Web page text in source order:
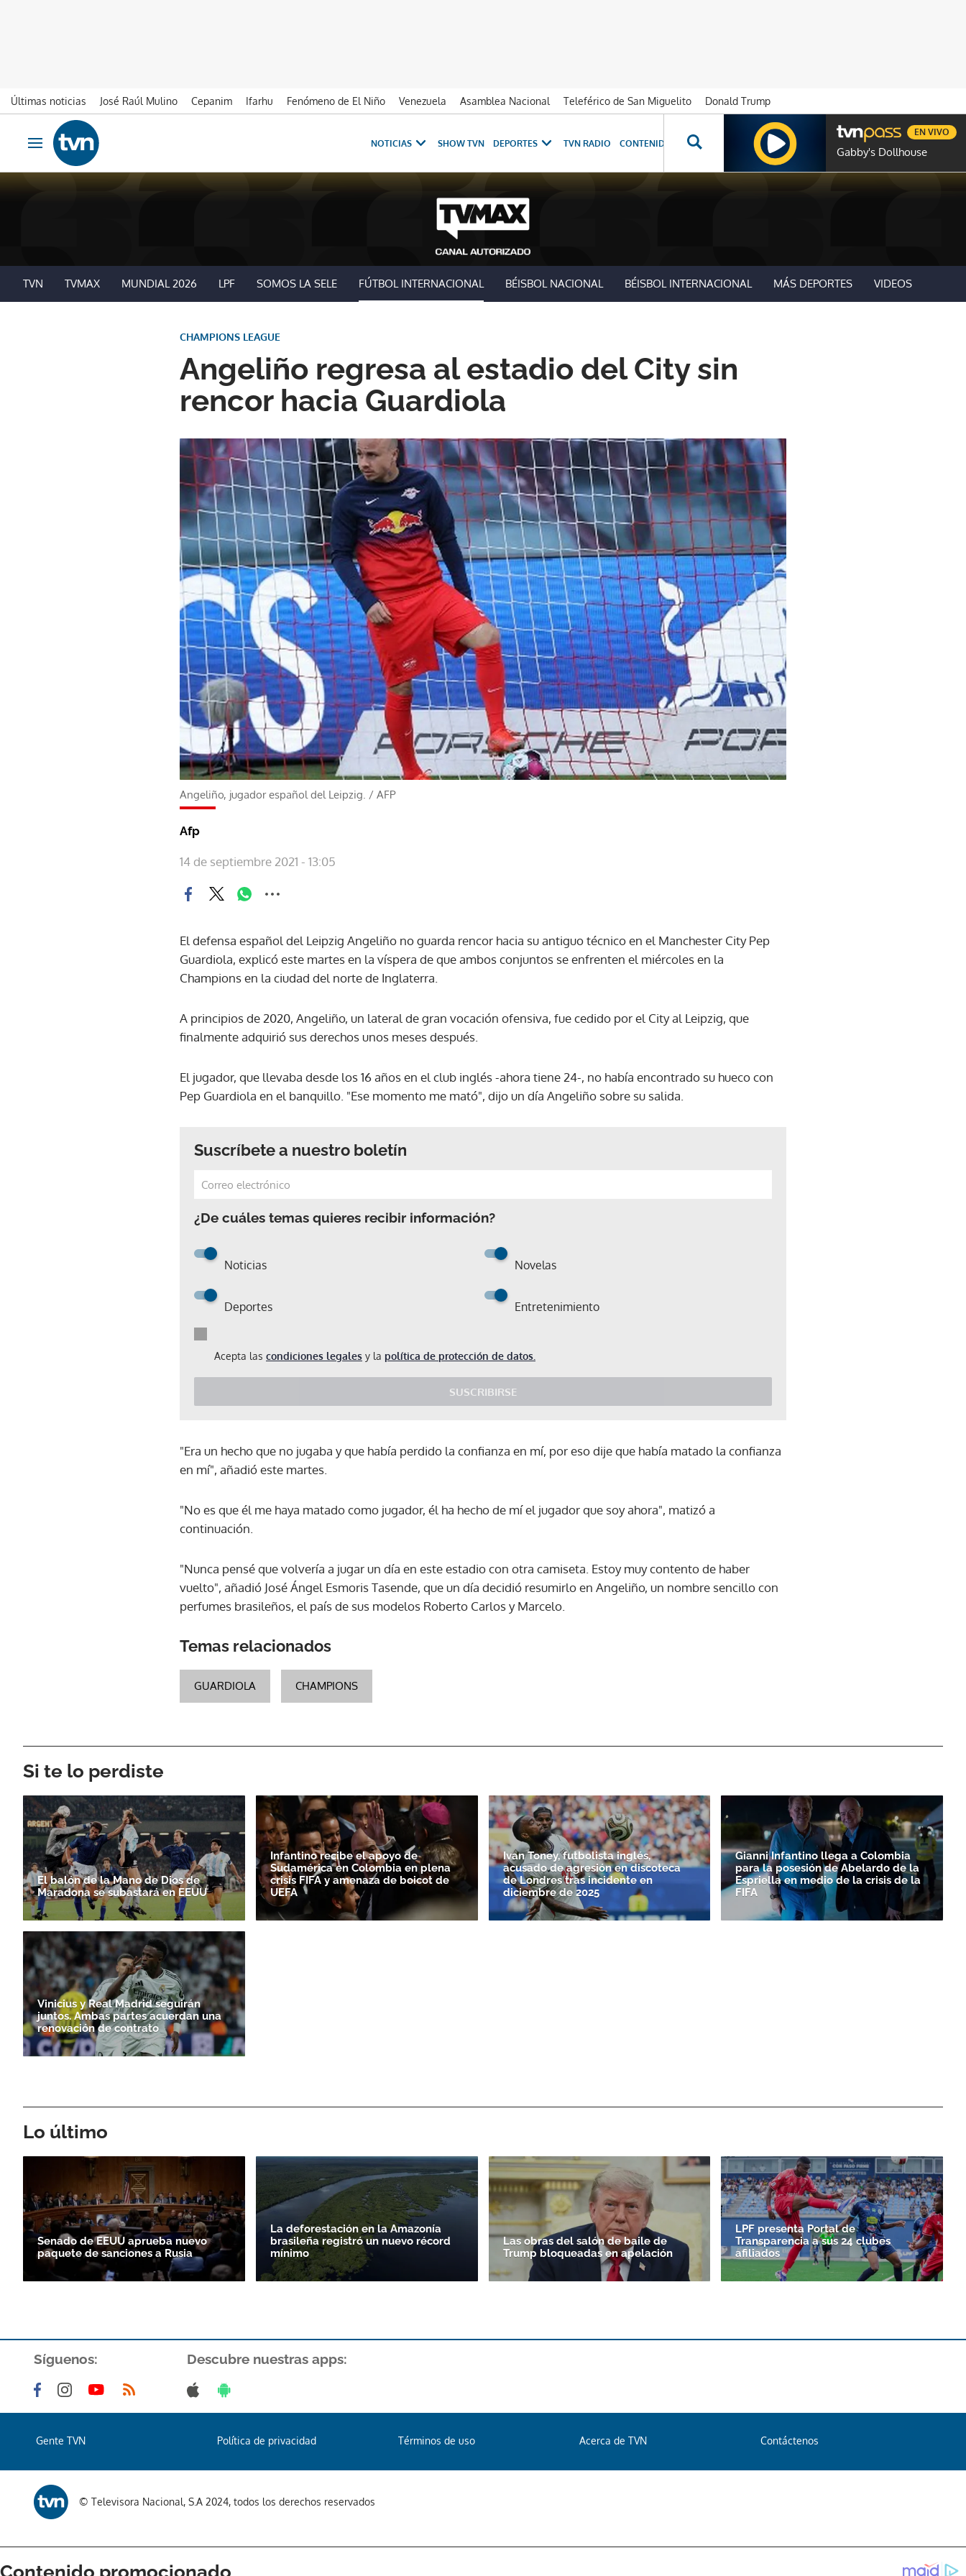
Últimas noticias José Raúl Mulino Cepanim Ifarhu Fenómeno de El Niño Venezuela Asamblea Nacional Teleférico de San Miguelito
Donald Trump
Ir al contenido
Obrir navegació
NOTICIAS SHOW TVN DEPORTES TVN RADIO CONTENIDOS ESPECIALES NOVELAS GENTE TVN
Gabby's Dollhouse
EN VIVO
TVN TVMAX MUNDIAL 2026 LPF SOMOS LA SELE FÚTBOL INTERNACIONAL BÉISBOL NACIONAL BÉISBOL INTERNACIONAL MÁS DEPORTES VIDEOS
Angeliño regresa al estadio del City sin
rencor hacia Guardiola
CHAMPIONS LEAGUE
Angeliño, jugador español del Leipzig. / AFP
Afp
14 de septiembre 2021 - 13:05
El defensa español del Leipzig Angeliño no guarda rencor hacia su antiguo técnico en el Manchester City Pep
Guardiola, explicó este martes en la víspera de que ambos conjuntos se enfrenten el miércoles en la
Champions en la ciudad del norte de Inglaterra.
A principios de 2020, Angeliño, un lateral de gran vocación ofensiva, fue cedido por el City al Leipzig, que
finalmente adquirió sus derechos unos meses después.
El jugador, que llevaba desde los 16 años en el club inglés -ahora tiene 24-, no había encontrado su hueco con
Pep Guardiola en el banquillo. "Ese momento me mató", dijo un día Angeliño sobre su salida.
Suscríbete a nuestro boletín
¿De cuáles temas quieres recibir información?
Noticias Novelas
Deportes Entretenimiento
Acepta las condiciones legales y la política de protección de datos.
SUSCRIBIRSE
Gracias por suscribirte a nuestro boletín.
"Era un hecho que no jugaba y que había perdido la confianza en mí, por eso dije que había matado la confianza
en mí", añadió este martes.
"No es que él me haya matado como jugador, él ha hecho de mí el jugador que soy ahora", matizó a
continuación.
"Nunca pensé que volvería a jugar un día en este estadio con otra camiseta. Estoy muy contento de haber
vuelto", añadió José Ángel Esmoris Tasende, que un día decidió resumirlo en Angeliño, un nombre sencillo con
perfumes brasileños, el país de sus modelos Roberto Carlos y Marcelo.
Temas relacionados
GUARDIOLA CHAMPIONS
Si te lo perdiste
El balón de la Mano de Dios de
Maradona se subastará en EEUU
Infantino recibe el apoyo de
Sudamérica en Colombia en plena
crisis FIFA y amenaza de boicot de
UEFA
Ivan Toney, futbolista inglés,
acusado de agresión en discoteca
de Londres tras incidente en
diciembre de 2025
Gianni Infantino llega a Colombia
para la posesión de Abelardo de la
Espriella en medio de la crisis de la
FIFA
Vinicius y Real Madrid seguirán
juntos. Ambas partes acuerdan una
renovación de contrato
Lo último
Senado de EEUU aprueba nuevo
paquete de sanciones a Rusia
La deforestación en la Amazonía
brasileña registró un nuevo récord
mínimo
Las obras del salón de baile de
Trump bloqueadas en apelación
LPF presenta Portal de
Transparencia a sus 24 clubes
afiliados
Síguenos: Descubre nuestras apps:
Gente TVN Política de privacidad Términos de uso Acerca de TVN Contáctenos
© Televisora Nacional, S.A 2024, todos los derechos reservados